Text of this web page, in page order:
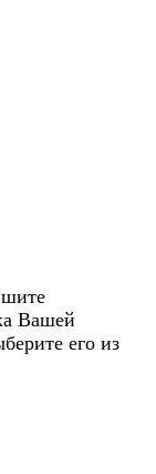
Вашей
его из